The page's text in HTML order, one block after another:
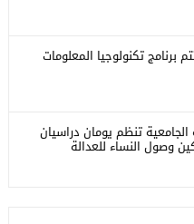
برنامج تكنولوجيا المعلومات
تنظم يومان دراسيان
وصول النساء للعدالة